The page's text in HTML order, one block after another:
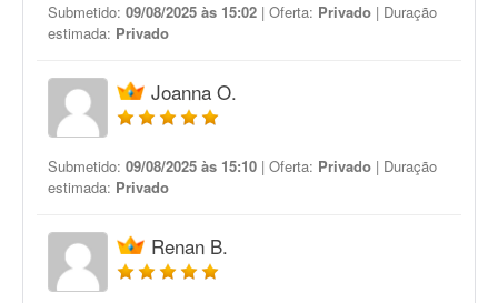
Submetido: 09/08/2025 às 15:02 | Oferta: Privado | Duração
estimada: Privado
Joanna O.
Submetido: 09/08/2025 às 15:10 | Oferta: Privado | Duração
estimada: Privado
Renan B.